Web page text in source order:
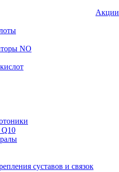
NO
суставов и связок
Акции